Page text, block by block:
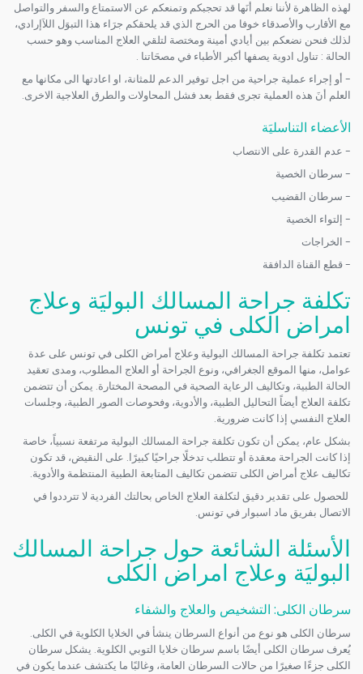
لهذه الظاهرة لأننا نعلم أنَها قد تحجبكم وتمنعكم عن الاستمتاع والسفر والتواصل
مع الأقارب والأصدقاء خوفا من الحرج الذي قد يلحقكم جرَاء هذا التبوَل اللاَإرادي،
لذلك فنحن نضعكم بين أيادي أمينة ومختصة لتلقي العلاج المناسب وهو حسب
الحالة : تناول ادوية يصفها أكبر الأطباء في مصحَاتنا .
- أو إجراء عملية جراحية من اجل توفير الدعم للمثانة، او اعادتها الى مكانها مع
العلم أنَ هذه العملية تجرى فقط بعد فشل المحاولات والطرق العلاجية الاخرى.
الأعضاء التناسليَة
- عدم القدرة على الانتصاب
- سرطان الخصية
- سرطان القضيب
- إلتواء الخصية
- الخراجات
- قطع القناة الدافقة
تكلفة جراحة المسالك البوليَة وعلاج
امراض الكلى في تونس
تعتمد تكلفة جراحة المسالك البولية وعلاج أمراض الكلى في تونس على عدة
عوامل، منها الموقع الجغرافي، ونوع الجراحة أو العلاج المطلوب، ومدى تعقيد
الحالة الطبية، وتكاليف الرعاية الصحية في المصحة المختارة. يمكن أن تتضمن
تكلفة العلاج أيضاً التحاليل الطبية، والأدوية، وفحوصات الصور الطبية، وجلسات
العلاج النفسي إذا كانت ضرورية.
بشكل عام، يمكن أن تكون تكلفة جراحة المسالك البولية مرتفعة نسبياً، خاصة
إذا كانت الجراحة معقدة أو تتطلب تدخلًا جراحيًا كبيرًا. على النقيض، قد تكون
تكاليف علاج أمراض الكلى تتضمن تكاليف المتابعة الطبية المنتظمة والأدوية.
للحصول على تقدير دقيق لتكلفة العلاج الخاص بحالتك الفردية لا تترددوا في
الاتصال بفريق ماد اسبوار في تونس.
الأسئلة الشائعة حول جراحة المسالك
البوليَة وعلاج امراض الكلى
سرطان الكلى: التشخيص والعلاج والشفاء
سرطان الكلى هو نوع من أنواع السرطان ينشأ في الخلايا الكلوية في الكلى.
يُعرف سرطان الكلى أيضًا باسم سرطان خلايا التوبي الكلوية. يشكل سرطان
الكلى جزءًا صغيرًا من حالات السرطان العامة، وغالبًا ما يكتشف عندما يكون في